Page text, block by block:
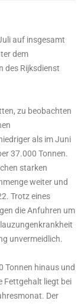
auf insgesamt
dem
des Rijksdienst
zu beobachten
als im Juni
37.000 Tonnen.
starken
weiter und
Trotz eines
die Anfuhren um
unvermeidlich.
Tonnen hinaus und
Fettgehalt liegt bei
Der